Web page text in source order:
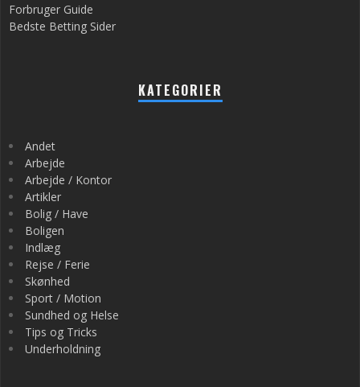
Forbruger Guide
Bedste Betting Sider
KATEGORIER
Andet
Arbejde
Arbejde / Kontor
Artikler
Bolig / Have
Boligen
Indlæg
Rejse / Ferie
Skønhed
Sport / Motion
Sundhed og Helse
Tips og Tricks
Underholdning